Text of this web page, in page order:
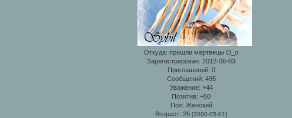
Откуда: пришли мертвецы О_о
Зарегистрирован: 2012-06-03
Приглашений: 0
Сообщений: 495
Уважение: +44
Позитив: +50
Пол: Женский
Возраст: 26[2000-05-01]